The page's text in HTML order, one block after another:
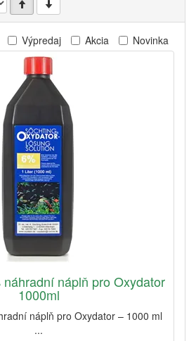
Výpredaj Akcia Novinka
náplň pro Oxydator
1000ml
náplň pro Oxydator – 1000 ml
...